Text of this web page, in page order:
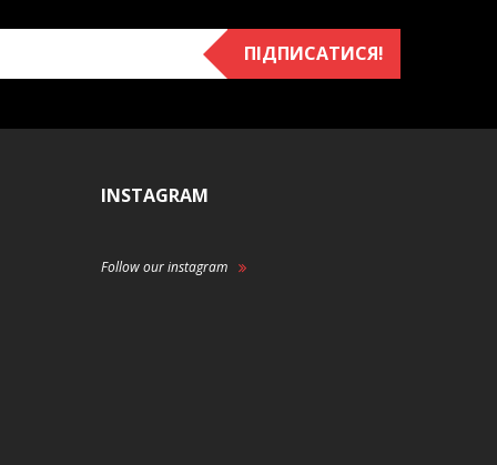
ПІДПИСАТИСЯ!
INSTAGRAM
Follow our instagram